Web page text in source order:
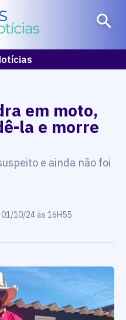
em moto,
la e morre
e ainda não foi
10/24 às 16H55